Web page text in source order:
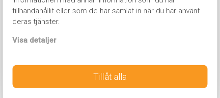
tillhandahållit eller som de har samlat in när du har använt
deras tjänster.
Visa detaljer
Tillåt alla
Telefonnummer*
Skola*